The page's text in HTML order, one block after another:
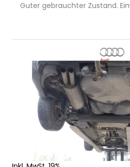
Guter gebrauchter Zustand.